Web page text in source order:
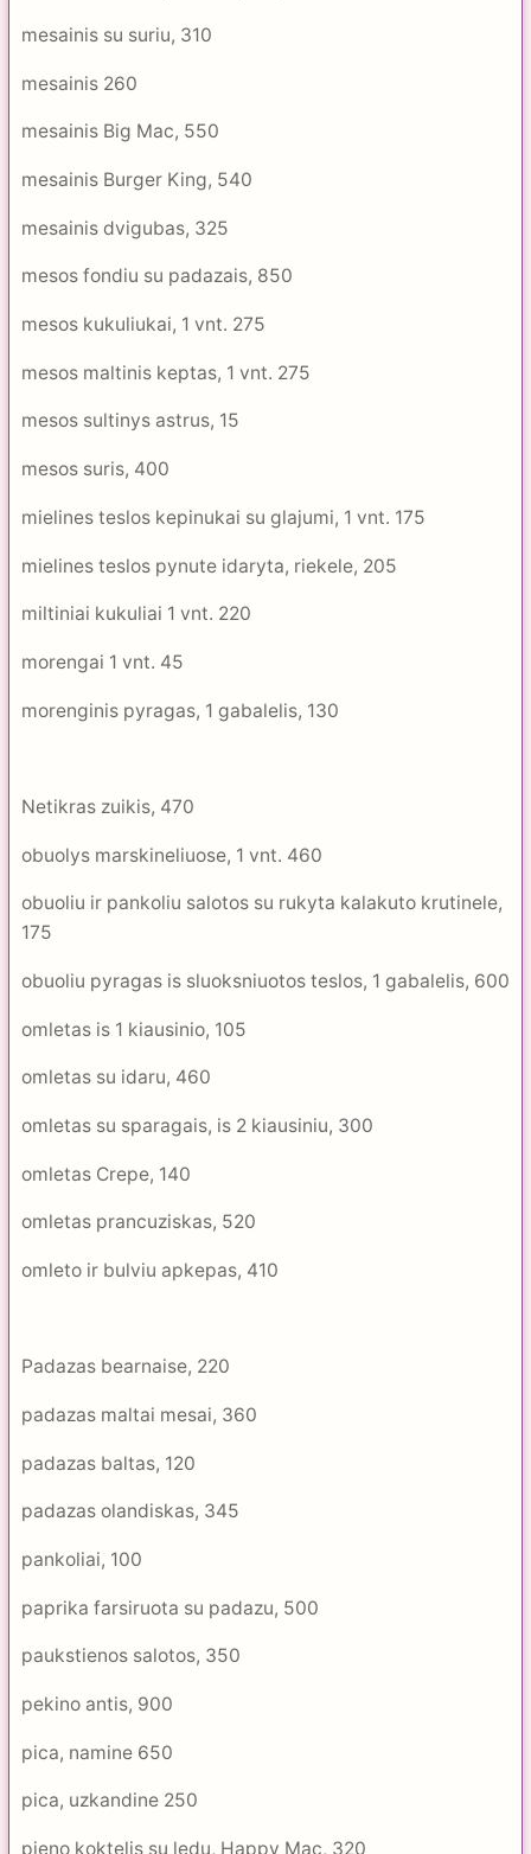
mesainis su suriu, 310
mesainis 260
mesainis Big Mac, 550
mesainis Burger King, 540
mesainis dvigubas, 325
mesos fondiu su padazais, 850
mesos kukuliukai, 1 vnt. 275
mesos maltinis keptas, 1 vnt. 275
mesos sultinys astrus, 15
mesos suris, 400
mielines teslos kepinukai su glajumi, 1 vnt. 175
mielines teslos pynute idaryta, riekele, 205
miltiniai kukuliai 1 vnt. 220
morengai 1 vnt. 45
morenginis pyragas, 1 gabalelis, 130
Netikras zuikis, 470
obuolys marskineliuose, 1 vnt. 460
obuoliu ir pankoliu salotos su rukyta kalakuto krutinele,
175
obuoliu pyragas is sluoksniuotos teslos, 1 gabalelis, 600
omletas is 1 kiausinio, 105
omletas su idaru, 460
omletas su sparagais, is 2 kiausiniu, 300
omletas Crepe, 140
omletas prancuziskas, 520
omleto ir bulviu apkepas, 410
Padazas bearnaise, 220
padazas maltai mesai, 360
padazas baltas, 120
padazas olandiskas, 345
pankoliai, 100
paprika farsiruota su padazu, 500
paukstienos salotos, 350
pekino antis, 900
pica, namine 650
pica, uzkandine 250
pieno koktelis su ledu, Happy Mac, 320